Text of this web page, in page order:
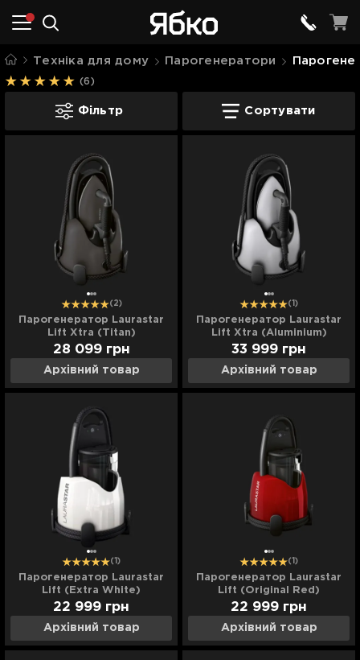
Техніка для дому Парогенератори
(6)
Парогенератори Laurastar
Фільтр Сортувати
(2)
Парогенератор Laurastar
Lift Xtra (Titan)
Архівний товар
28 099 грн
(1)
Парогенератор Laurastar
Lift Xtra (Aluminium)
Архівний товар
33 999 грн
(1)
Парогенератор Laurastar
Lift (Extra White)
Архівний товар
22 999 грн
(1)
Парогенератор Laurastar
Lift (Original Red)
Архівний товар
22 999 грн